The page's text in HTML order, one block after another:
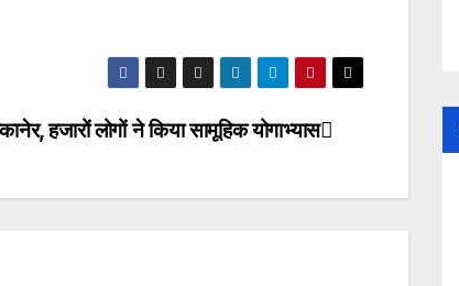
हजारों लोगों ने किया सामूहिक योगाभ्यास